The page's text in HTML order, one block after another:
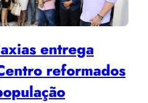
entrega
reformados